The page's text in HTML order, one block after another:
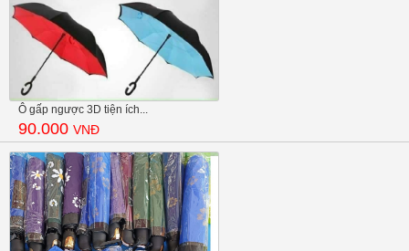
Ô gấp ngược 3D tiện ích...
90.000 VNĐ